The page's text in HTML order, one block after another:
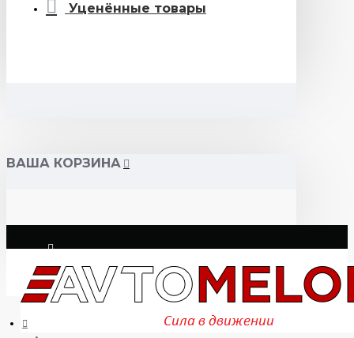
Уценённые товары
ВАША КОРЗИНА
Логин
Регистрация